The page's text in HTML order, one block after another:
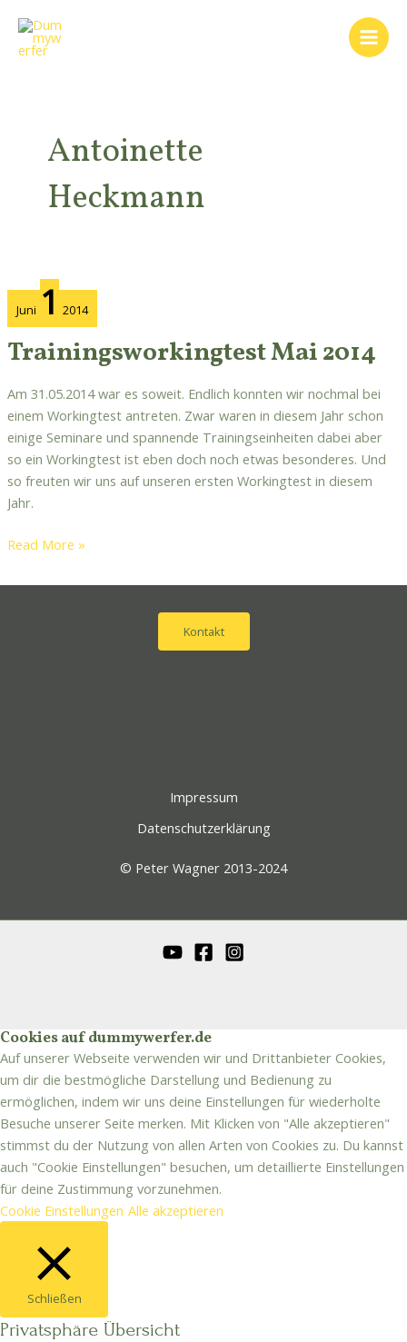
Inhalt
springen
Main
Antoinette
Heckmann
Juni 1 2014
Trainingsworkingtest Mai 2014
Am 31.05.2014 war es soweit. Endlich konnten wir nochmal bei
einem Workingtest antreten. Zwar waren in diesem Jahr schon
einige Seminare und spannende Trainingseinheiten dabei aber
so ein Workingtest ist eben doch noch etwas besonderes. Und
so freuten wir uns auf unseren ersten Workingtest in diesem
Jahr.
Trainingsworkingtest
2014
Read More »
Kontakt
Impressum
Datenschutzerklärung
© Peter Wagner 2013-2024
Cookies auf dummywerfer.de
Auf unserer Webseite verwenden wir und Drittanbieter Cookies,
um dir die bestmögliche Darstellung und Bedienung zu
ermöglichen, indem wir uns deine Einstellungen für wiederholte
Besuche unserer Seite merken. Mit Klicken von "Alle akzeptieren"
stimmst du der Nutzung von allen Arten von Cookies zu. Du kannst
auch "Cookie Einstellungen" besuchen, um detaillierte Einstellungen
für deine Zustimmung vorzunehmen.
Cookie Einstellungen Alle akzeptieren
Schließen
Privatsphäre Übersicht